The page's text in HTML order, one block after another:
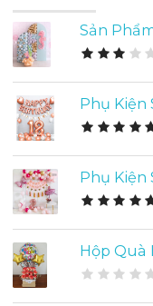
Sản
Phụ Kiện
Phụ Kiện
Hộp Quà